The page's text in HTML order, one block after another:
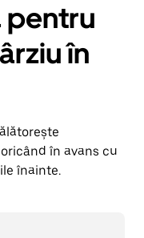
pentru
în
în avans cu
înainte.